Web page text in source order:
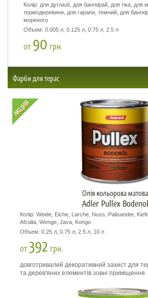
Колір: для дуглазії, для бангкірай, для тіка,
термодеревини, для гарапи, темний, для
мореного
Объем: 0.005 л, 0.125 л, 0.75 л, 2.5 л
от 90 грн.
Фарби для терас
Олія кольорова матова
Adler Pullex Bodenol
Колір: Weide, Eiche, Larche, Nuss, Palisander,
Afzalia, Wenge, Java, Kongo
Объем: 0.25 л, 0.75 л, 2.5 л, 10 л
от392 грн.
довготривалий декоративний захист для
та дерев'яних елементів зовні приміщення